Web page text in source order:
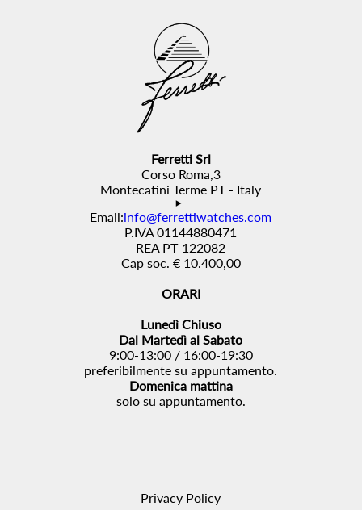
Ferretti Srl
Corso Roma,3
Montecatini Terme PT - Italy
Email:info@ferrettiwatches.com
P.IVA 01144880471
REA PT-122082
Cap soc. € 10.400,00
ORARI
Lunedì Chiuso
Dal Martedì al Sabato
9:00-13:00 / 16:00-19:30
preferibilmente su appuntamento.
Domenica mattina
solo su appuntamento.
Privacy Policy